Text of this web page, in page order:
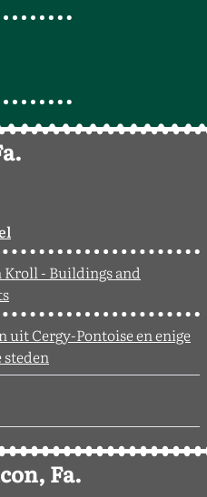
Kroll - Buildings and
uit Cergy-Pontoise en enige
steden
Fa.